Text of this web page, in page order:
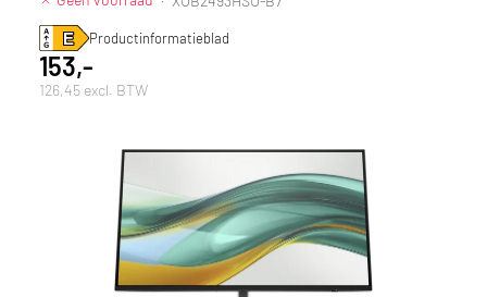
Productinformatieblad
153,-
126,45 excl. BTW